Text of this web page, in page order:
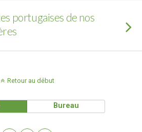
portugaises de nos
Retour au début
Bureau